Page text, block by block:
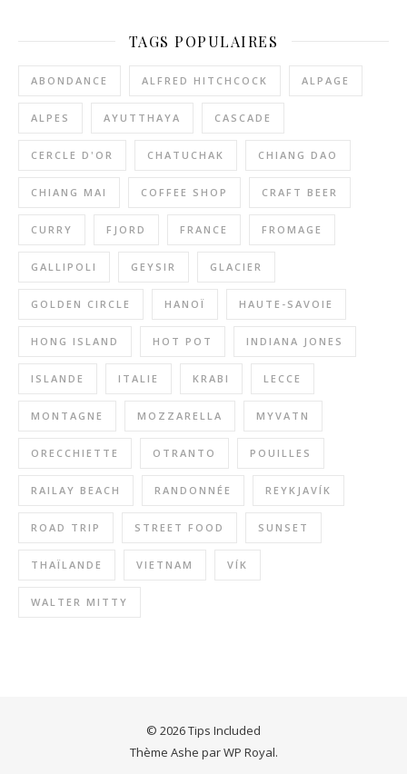
TAGS POPULAIRES
ABONDANCE ALFRED HITCHCOCK ALPAGE
ALPES AYUTTHAYA CASCADE
CERCLE D'OR CHATUCHAK CHIANG DAO
CHIANG MAI COFFEE SHOP CRAFT BEER
CURRY FJORD FRANCE FROMAGE
GALLIPOLI GEYSIR GLACIER
GOLDEN CIRCLE HANOÏ HAUTE-SAVOIE
HONG ISLAND HOT POT INDIANA JONES
ISLANDE ITALIE KRABI LECCE
MONTAGNE MOZZARELLA MYVATN
ORECCHIETTE OTRANTO POUILLES
RAILAY BEACH RANDONNÉE REYKJAVÍK
ROAD TRIP STREET FOOD SUNSET
THAÏLANDE VIETNAM VÍK
WALTER MITTY
© 2026 Tips Included
Thème Ashe parWP Royal.